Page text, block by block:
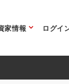
家情報 ログイ